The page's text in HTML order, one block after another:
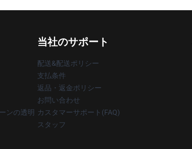
ンの透明
当社のサポート
配送&配送ポリシー
支払条件
返品・返金ポリシー
お問い合わせ
カスタマーサポート(FAQ)
スタッフ